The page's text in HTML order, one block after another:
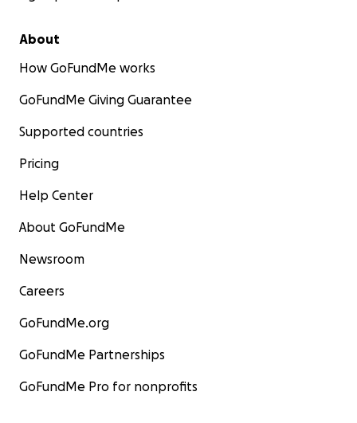
About
How GoFundMe works
GoFundMe Giving Guarantee
Supported countries
Pricing
Help Center
About GoFundMe
Newsroom
Careers
GoFundMe.org
GoFundMe Partnerships
GoFundMe Pro for nonprofits